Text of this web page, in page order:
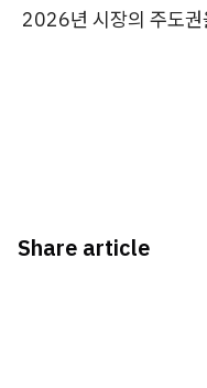
2026년 시장의 주도권
Share article